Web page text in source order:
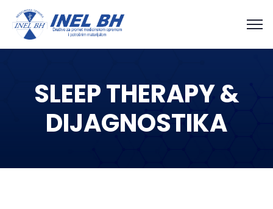
SLEEP THERAPY &
DIJAGNOSTIKA